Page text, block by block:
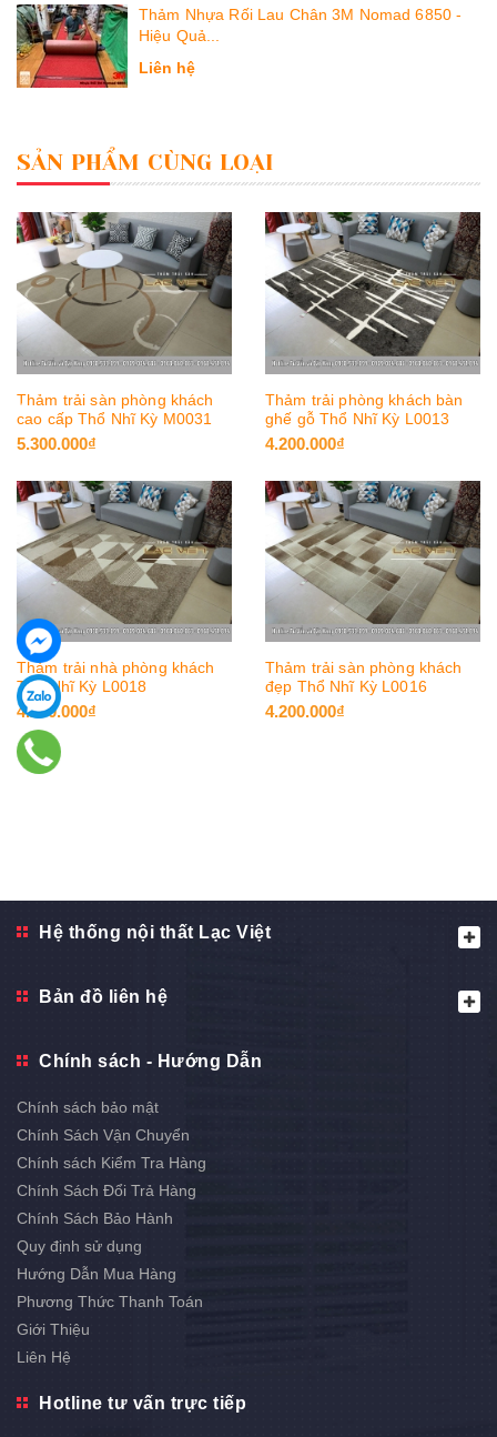
Thảm Nhựa Rối Lau Chân 3M Nomad 6850 -
Hiệu Quả...
Liên hệ
SẢN PHẨM CÙNG LOẠI
Thảm trải sàn phòng khách
cao cấp Thổ Nhĩ Kỳ M0031
5.300.000₫
Thảm trải nhà phòng khách
Thổ Nhĩ Kỳ L0018
4.200.000₫
Thảm trải phòng khách bàn
ghế gỗ Thổ Nhĩ Kỳ L0013
4.200.000₫
Thảm trải sàn phòng khách
đẹp Thổ Nhĩ Kỳ L0016
4.200.000₫
Hệ thống nội thất Lạc Việt
Bản đồ liên hệ
Chính sách - Hướng Dẫn
Chính sách bảo mật
Chính Sách Vận Chuyển
Chính sách Kiểm Tra Hàng
Chính Sách Đổi Trả Hàng
Chính Sách Bảo Hành
Quy định sử dụng
Hướng Dẫn Mua Hàng
Phương Thức Thanh Toán
Giới Thiệu
Liên Hệ
Hotline tư vấn trực tiếp